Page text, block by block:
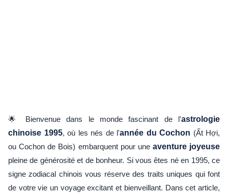
🌟 Bienvenue dans le monde fascinant de l'astrologie
chinoise 1995, où les nés de l'année du Cochon (Ất Hợi,
ou Cochon de Bois) embarquent pour une aventure joyeuse
pleine de générosité et de bonheur. Si vous êtes né en 1995, ce
signe zodiacal chinois vous réserve des traits uniques qui font
de votre vie un voyage excitant et bienveillant. Dans cet article,